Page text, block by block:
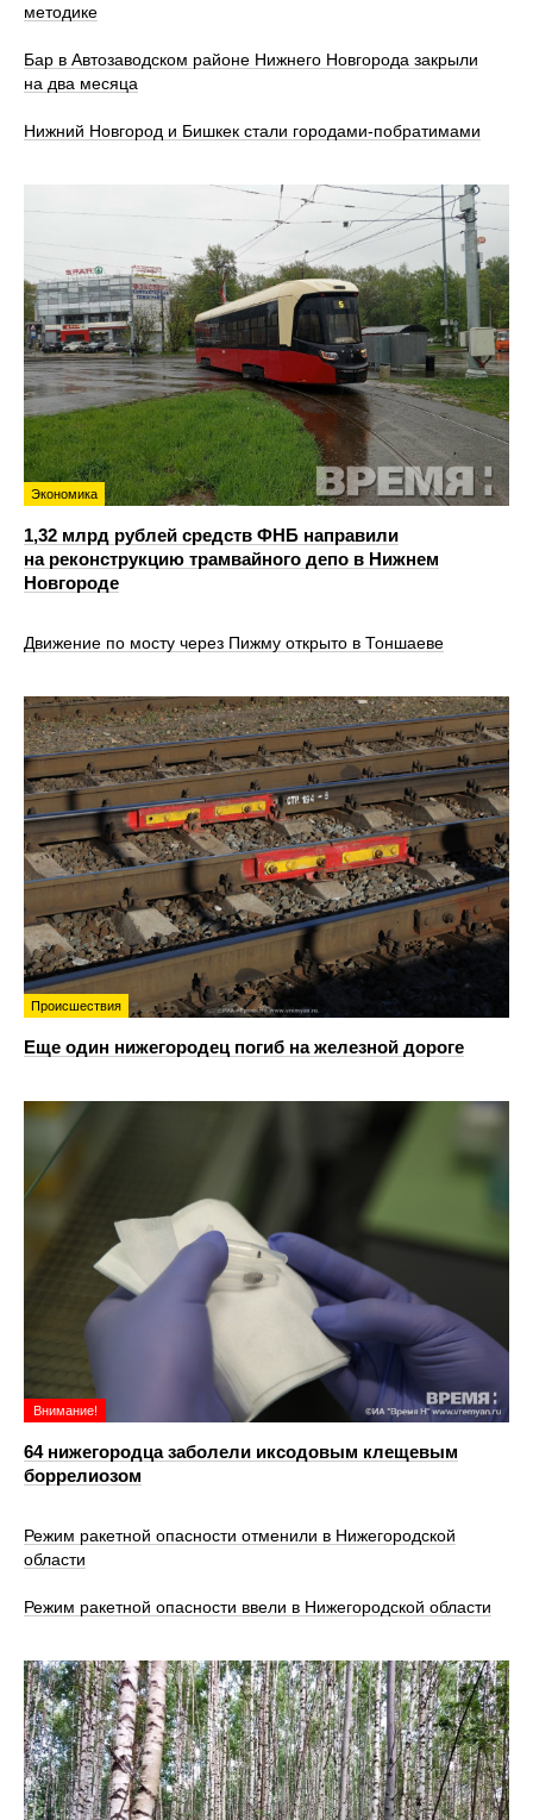
методике
Бар в Автозаводском районе Нижнего Новгорода закрыли
на два месяца
Нижний Новгород и Бишкек стали городами-побратимами
Экономика
1,32 млрд рублей средств ФНБ направили
на реконструкцию трамвайного депо в Нижнем
Новгороде
Движение по мосту через Пижму открыто в Тоншаеве
Происшествия
Еще один нижегородец погиб на железной дороге
Внимание!
64 нижегородца заболели иксодовым клещевым
боррелиозом
Режим ракетной опасности отменили в Нижегородской
области
Режим ракетной опасности ввели в Нижегородской области